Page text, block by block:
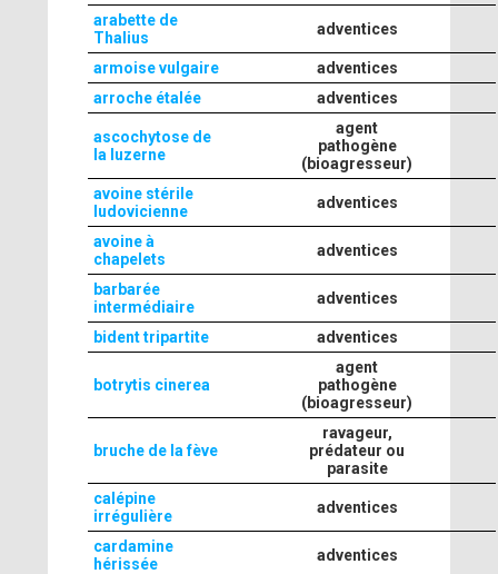
arabette de
Thalius
adventices
armoise vulgaire
adventices
arroche étalée
adventices
ascochytose de
la luzerne
agent
pathogène
(bioagresseur)
avoine stérile
ludovicienne
adventices
avoine à
chapelets
adventices
barbarée
intermédiaire
adventices
bident tripartite adventices
botrytis cinerea
agent
pathogène
(bioagresseur)
bruche de la fève
ravageur,
prédateur ou
parasite
calépine
irrégulière
adventices
cardamine
hérissée
adventices